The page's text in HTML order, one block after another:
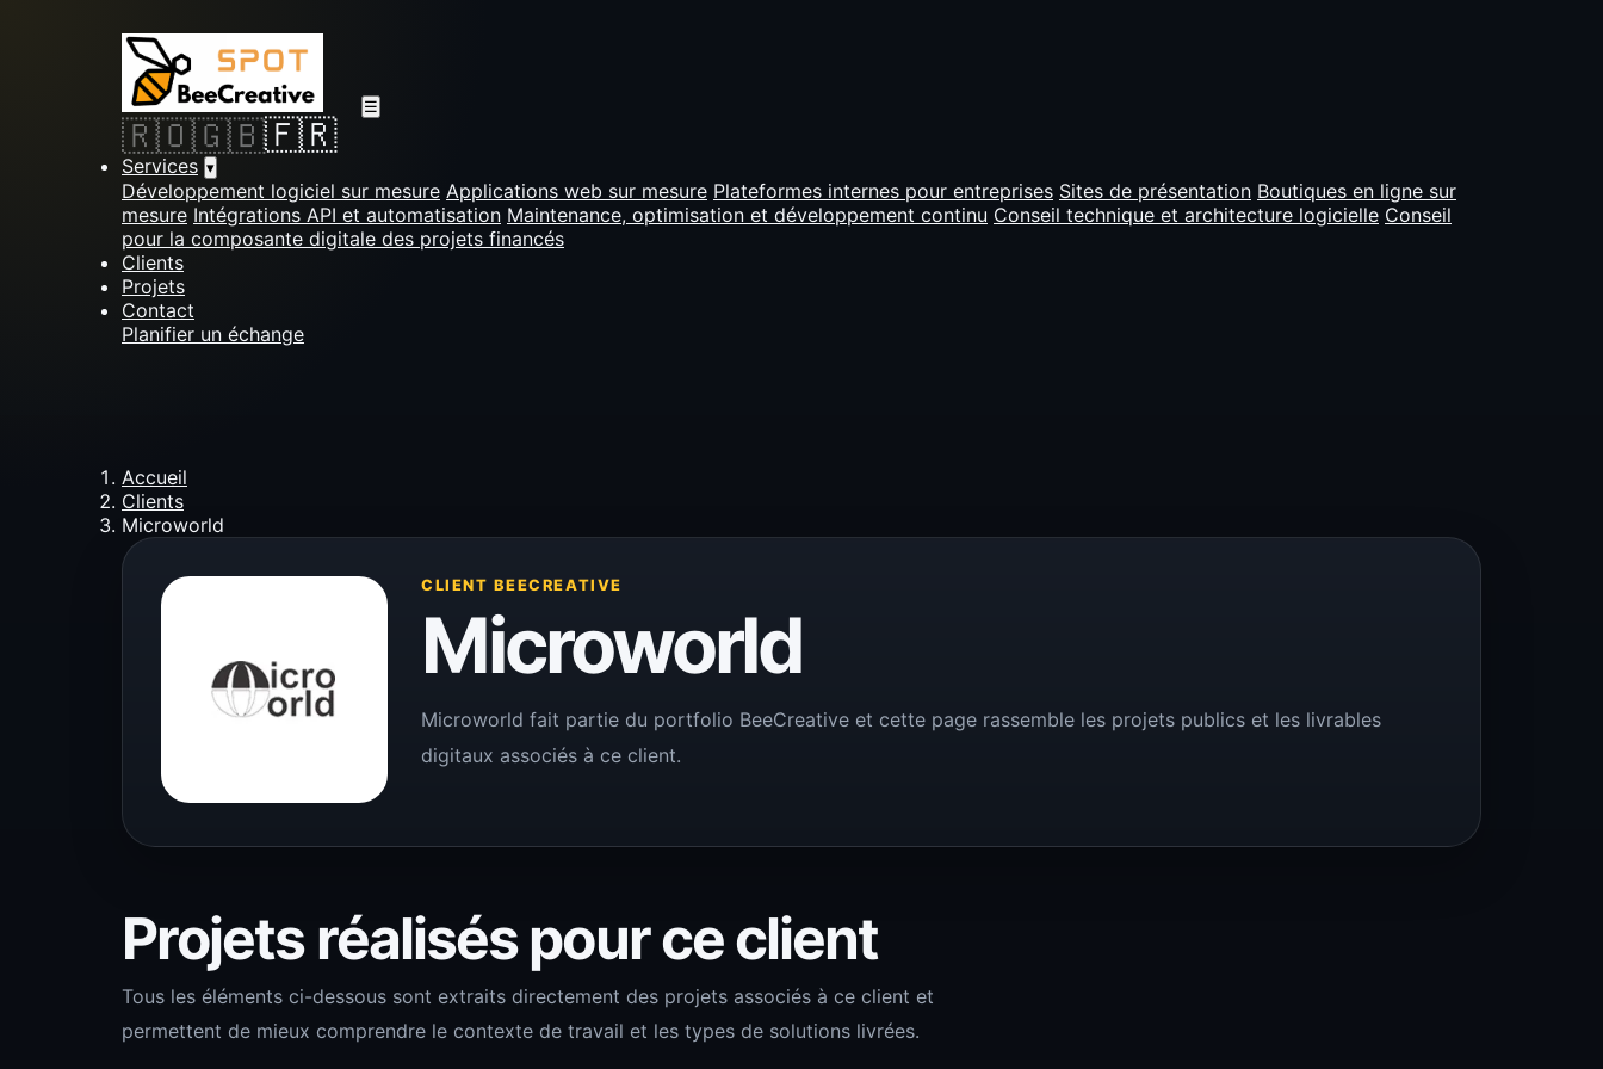
☰
🇷🇴🇬🇧🇫🇷
Services ▾
Développement logiciel sur mesure Applications web sur mesure Plateformes internes pour entreprises Sites de présentation Boutiques en ligne sur
mesure Intégrations API et automatisation Maintenance, optimisation et développement continu Conseil technique et architecture logicielle Conseil
pour la composante digitale des projets financés
Clients
Projets
Contact
Planifier un échange
Accueil
Clients
Microworld
CLIENT BEECREATIVE
Microworld
Microworld fait partie du portfolio BeeCreative et cette page rassemble les projets publics et les livrables
digitaux associés à ce client.
Projets réalisés pour ce client
Tous les éléments ci-dessous sont extraits directement des projets associés à ce client et
permettent de mieux comprendre le contexte de travail et les types de solutions livrées.